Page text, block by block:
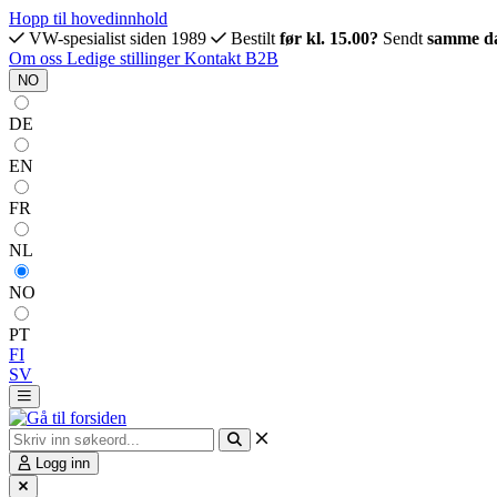
Hopp til hovedinnhold
VW-spesialist siden 1989
Bestilt før kl. 15.00? Sendt samme
Om oss Ledige stillingerKontakt B2B
NO
DE
EN
FR
NL
NO
PT
FI
SV
Logg inn